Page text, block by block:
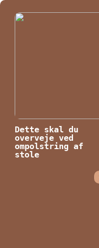
Dette skal du
overveje ved
ompolstring af
stole